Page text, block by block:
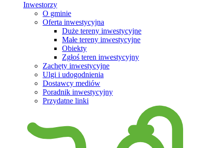
Inwestorzy
O gminie
Oferta inwestycyjna
Duże tereny inwestycyjne
Małe tereny inwestycyjne
Obiekty
Zgłoś teren inwestycyjny
Zachęty inwestycyjne
Ulgi i udogodnienia
Dostawcy mediów
Poradnik inwestycyjny
Przydatne linki